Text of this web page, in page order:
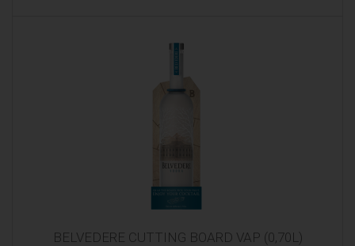
BELVEDERE CUTTING BOARD VAP (0,70L)